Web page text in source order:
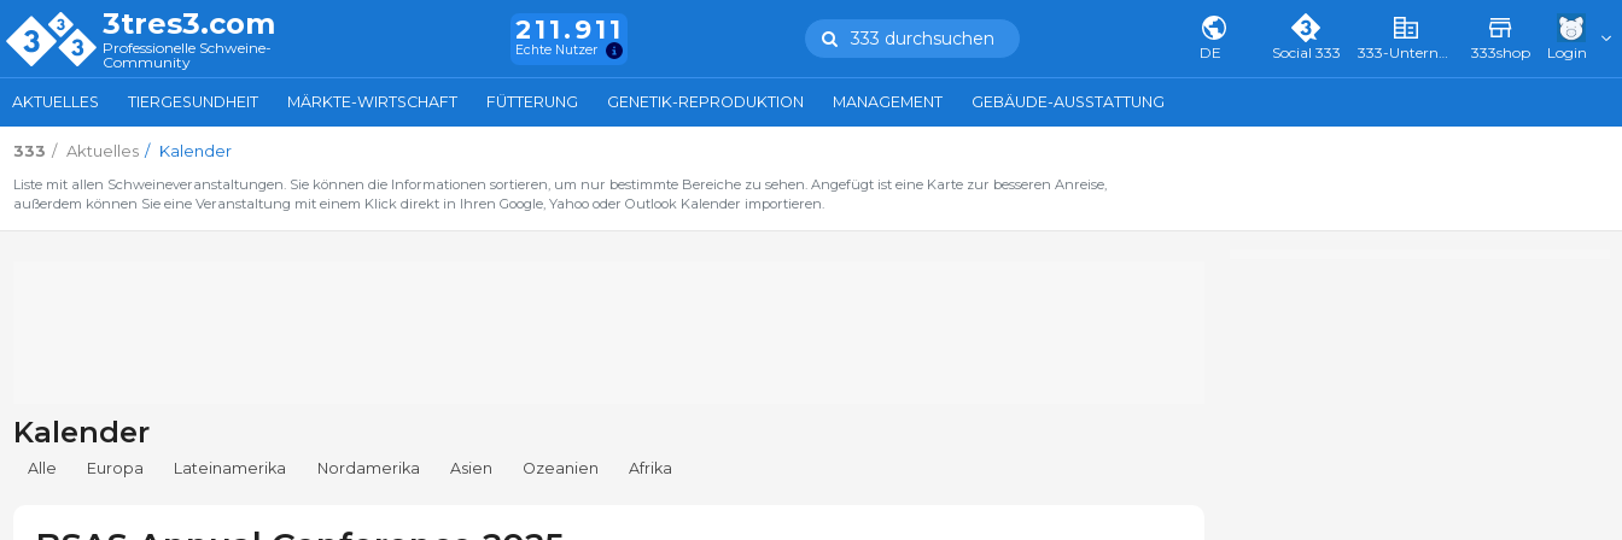
3tres3.com
Professionelle Schweine-
Community
211.911
Echte Nutzer
333 durchsuchen
DE Social 333 333-Unternehmensverzeichnis & Führer 333shop Login
AKTUELLES TIERGESUNDHEIT MÄRKTE-WIRTSCHAFT FÜTTERUNG GENETIK-REPRODUKTION MANAGEMENT GEBÄUDE-AUSSTATTUNG
333 Aktuelles Kalender
Liste mit allen Schweineveranstaltungen. Sie können die Informationen sortieren, um nur bestimmte Bereiche zu sehen. Angefügt ist eine Karte zur besseren Anreise,
außerdem können Sie eine Veranstaltung mit einem Klick direkt in Ihren Google, Yahoo oder Outlook Kalender importieren.
Kalender
Alle Europa Lateinamerika Nordamerika Asien Ozeanien Afrika